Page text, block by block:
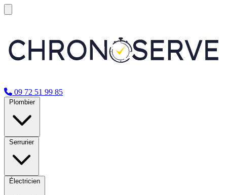
09 72 51 99 85
Plombier
Serrurier
Électricien